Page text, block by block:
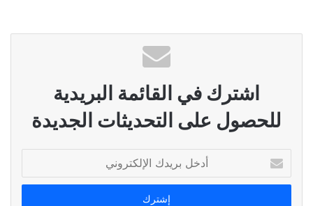
اشترك في القائمة البريدية
للحصول على التحديثات الجديدة
بريدك
الإلكتروني